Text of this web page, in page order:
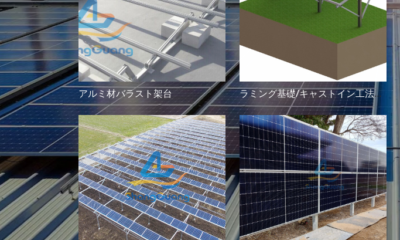
アルミ材バラスト架台 ラミング基礎/キャストイン工法架台